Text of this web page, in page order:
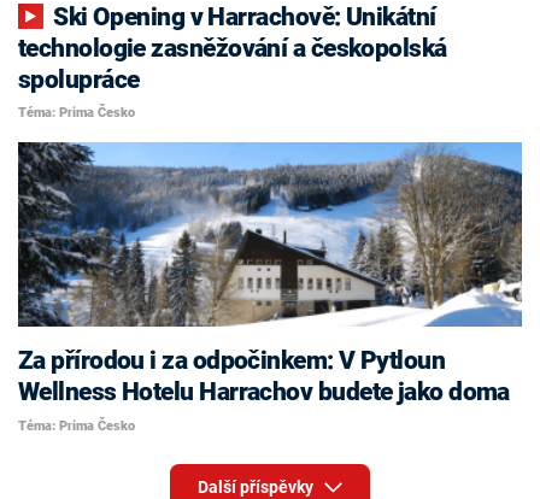
Ski Opening v Harrachově: Unikátní
technologie zasněžování a českopolská
spolupráce
Téma: Prima Česko
Za přírodou i za odpočinkem: V Pytloun
Wellness Hotelu Harrachov budete jako doma
Téma: Prima Česko
Další příspěvky